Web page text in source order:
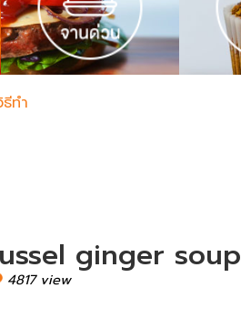
ทำ
ginger soup
4817 view